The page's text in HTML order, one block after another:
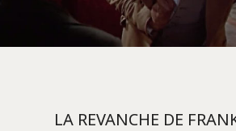
LA REVANCHE DE